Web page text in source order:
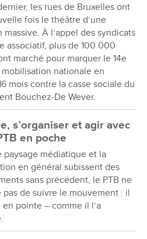
les rues de Bruxelles ont
fois le théâtre d’une
massive. À l’appel des syndicats
associatif, plus de 100 000
marché pour marquer le 14e
nationale en
mois contre la casse sociale du
Bouchez-De Wever.
s’organiser et agir avec
en poche
paysage médiatique et la
en général subissent des
sans précédent, le PTB ne
de suivre le mouvement : il
pointe – comme il l’a